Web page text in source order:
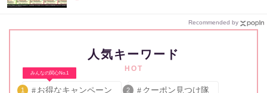
Recommended by
人気キーワード
HOT
みんなの関心No.1
1 お得なキャンペーン 2 クーポン見つけ隊